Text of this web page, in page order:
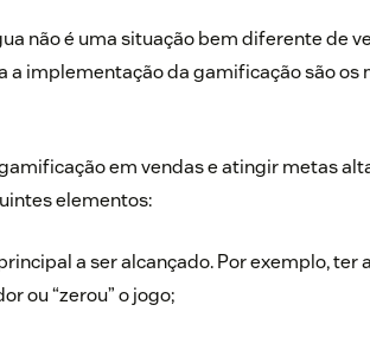
não é uma situação bem diferente de
a implementação da gamificação são
em vendase atingir metas
elementos:
a ser alcançado. Por exemplo, ter
ou “zerou” o jogo;